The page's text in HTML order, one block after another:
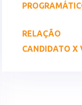
RELAÇÃO
CANDIDATO X